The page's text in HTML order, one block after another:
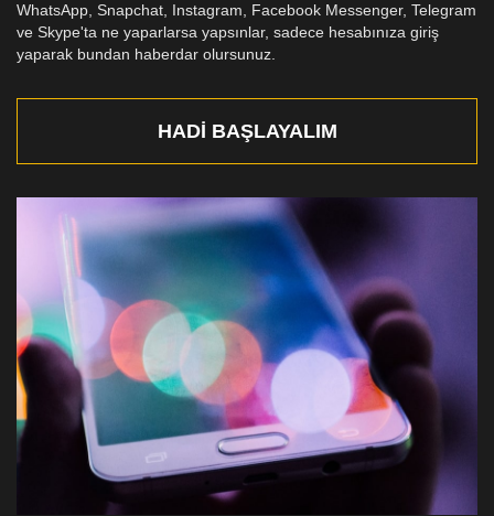
WhatsApp, Snapchat, Instagram, Facebook Messenger, Telegram
ve Skype'ta ne yaparlarsa yapsınlar, sadece hesabınıza giriş
yaparak bundan haberdar olursunuz.
HADI BAŞLAYALIM